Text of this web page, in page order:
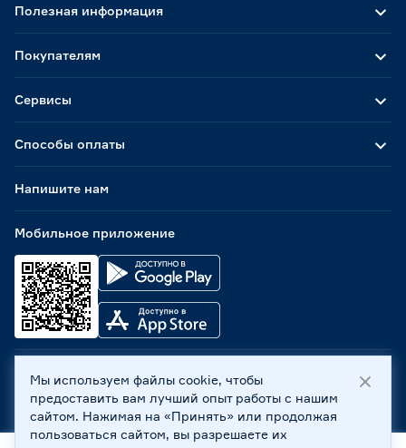
Способы оплаты
Мобильное приложение
Полезная информация
Покупателям
Сервисы
Напишите нам
ООО «Бауцентр Рус» 2004 -2026, 236029, г. Калининград,
ул. А.Невского, 205. ИНН 7702596813, КПП 390601001 ©
Все права защищены
Политика обработки персональных данных
Мы используем файлы cookie, чтобы
предоставить вам лучший опыт работы с нашим
сайтом. Нажимая на «Принять» или продолжая
пользоваться сайтом, вы разрешаете их